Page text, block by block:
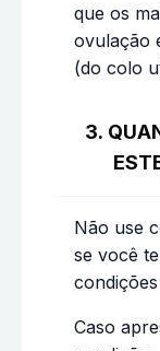
que os
ovulação
(do colo
3.
Não use
se você
Caso